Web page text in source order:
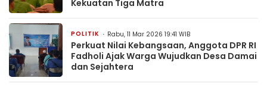
Kekuatan Tiga Matra
POLITIK Rabu, 11 Mar 2026 19:41 WIB
Perkuat Nilai Kebangsaan, Anggota DPR RI
Fadholi Ajak Warga Wujudkan Desa Damai
dan Sejahtera